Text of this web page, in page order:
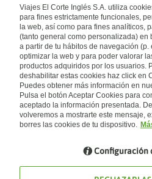
Quiénes somos
Financiación
Sostenibilidad
Turismo accesible
Tarjeta El Corte Inglés
Trabaja con nosotros
El Corte Inglés
Canal Ético
Enlaces de interés
Guías de viaje
Catálogos
Auto check-in
Condiciones Generales
Política de privacidad
Política de cookies
Accesibilidad
Empresas/ Grupos
Internacional
España
Visita nuestro blog
Blog de Viajes el Corte inglés
Viajes El Corte Inglés S.A. utiliza
para fines estrictamente funcionales,
la web, así como para fines analíticos,
(tanto general como personalizada) en
a partir de tu hábitos de navegación
optimizar la web y para poder valorar
productos adquiridos por los usuarios.
deshabilitar estas cookies haz click en
Puedes obtener más información en
Pulsa el botón Aceptar Cookies para
aceptado la información presentada.
volveremos a mostrarte este mensaje,
borres las cookies de tu dispositivo.
Configuración